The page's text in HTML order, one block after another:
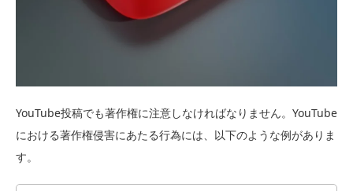
YouTube投稿でも著作権に注意しなければなりません。YouTube
における著作権侵害にあたる行為には、以下のような例がありま
す。